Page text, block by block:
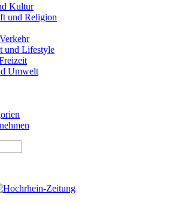
Kultur
und Religion
und Lifestyle
Umwelt